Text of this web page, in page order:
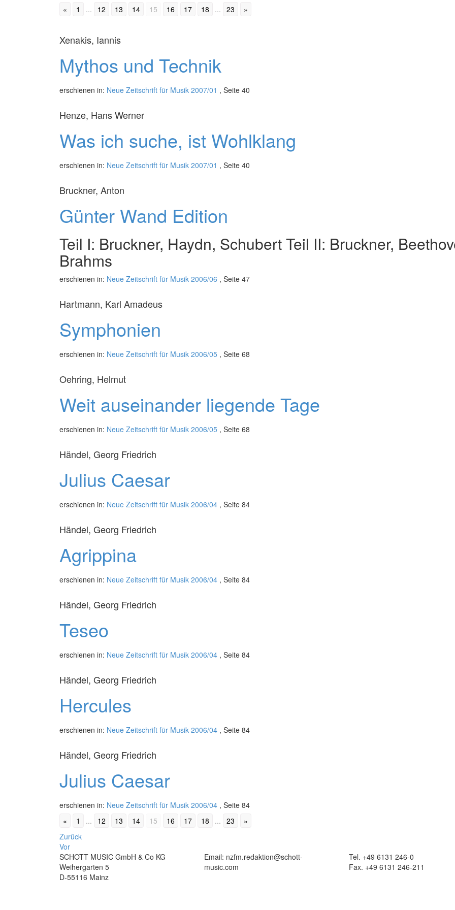
« 1 ... 12 13 14 15 16 17 18 ... 23 »
Xenakis, Iannis
Mythos und Technik
erschienen in: Neue Zeitschrift für Musik 2007/01 , Seite 40
Henze, Hans Werner
Was ich suche, ist Wohlklang
erschienen in: Neue Zeitschrift für Musik 2007/01 , Seite 40
Bruckner, Anton
Günter Wand Edition
Teil I: Bruckner, Haydn, Schubert Teil II: Bruckner,
Brahms
erschienen in: Neue Zeitschrift für Musik 2006/06 , Seite 47
Hartmann, Karl Amadeus
Symphonien
erschienen in: Neue Zeitschrift für Musik 2006/05 , Seite 68
Oehring, Helmut
Weit auseinander liegende Tage
erschienen in: Neue Zeitschrift für Musik 2006/05 , Seite 68
Händel, Georg Friedrich
Julius Caesar
erschienen in: Neue Zeitschrift für Musik 2006/04 , Seite 84
Händel, Georg Friedrich
Agrippina
erschienen in: Neue Zeitschrift für Musik 2006/04 , Seite 84
Händel, Georg Friedrich
Teseo
erschienen in: Neue Zeitschrift für Musik 2006/04 , Seite 84
Händel, Georg Friedrich
Hercules
erschienen in: Neue Zeitschrift für Musik 2006/04 , Seite 84
Händel, Georg Friedrich
Julius Caesar
erschienen in: Neue Zeitschrift für Musik 2006/04 , Seite 84
«
1 ... 12 13 14 15 16 17 18 ... 23 »
Beitrags-
Navigation
Zurück
Vor
SCHOTT MUSIC GmbH & Co KG
Weihergarten 5
D-55116 Mainz
Email: nzfm.redaktion@schott-
music.com
Tel. +49 6131 246-0
Fax. +49 6131 246-211